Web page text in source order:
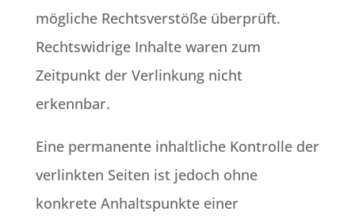
mögliche Rechtsverstöße überprüft.
Rechtswidrige Inhalte waren zum
Zeitpunkt der Verlinkung nicht
erkennbar.
Eine permanente inhaltliche Kontrolle der
verlinkten Seiten ist jedoch ohne
konkrete Anhaltspunkte einer